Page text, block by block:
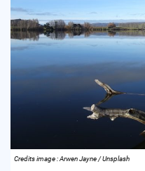
Credits image : Arwen Jayne / Unsplash